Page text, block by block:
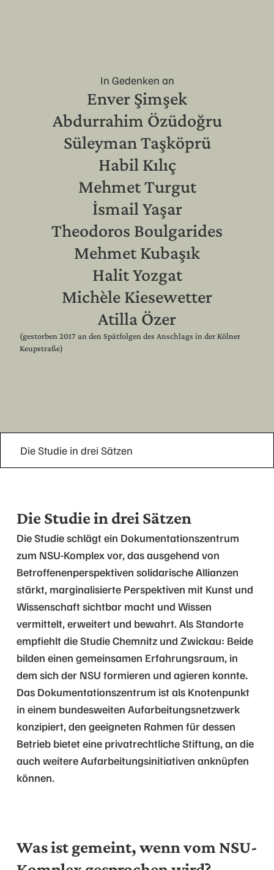
In Gedenken an
Enver Şimşek
Abdurrahim Özüdoğru
Süleyman Taşköprü
Habil Kılıç
Mehmet Turgut
İsmail Yaşar
Theodoros Boulgarides
Mehmet Kubaşık
Halit Yozgat
Michèle Kiesewetter
Atilla Özer
(gestorben 2017 an den Spätfolgen des Anschlags in der Kölner
Keupstraße)
Die Studie in drei Sätzen
Die Studie in drei Sätzen
Die Studie schlägt ein Dokumentationszentrum
zum NSU-Komplex vor, das ausgehend von
Betroffenenperspektiven solidarische Allianzen
stärkt, marginalisierte Perspektiven mit Kunst und
Wissenschaft sichtbar macht und Wissen
vermittelt, erweitert und bewahrt. Als Standorte
empfiehlt die Studie Chemnitz und Zwickau: Beide
bilden einen gemeinsamen Erfahrungsraum, in
dem sich der NSU formieren und agieren konnte.
Das Dokumentationszentrum ist als Knotenpunkt
in einem bundesweiten Aufarbeitungsnetzwerk
konzipiert, den geeigneten Rahmen für dessen
Betrieb bietet eine privatrechtliche Stiftung, an die
auch weitere Aufarbeitungsinitiativen anknüpfen
können.
Was ist gemeint, wenn vom NSU-